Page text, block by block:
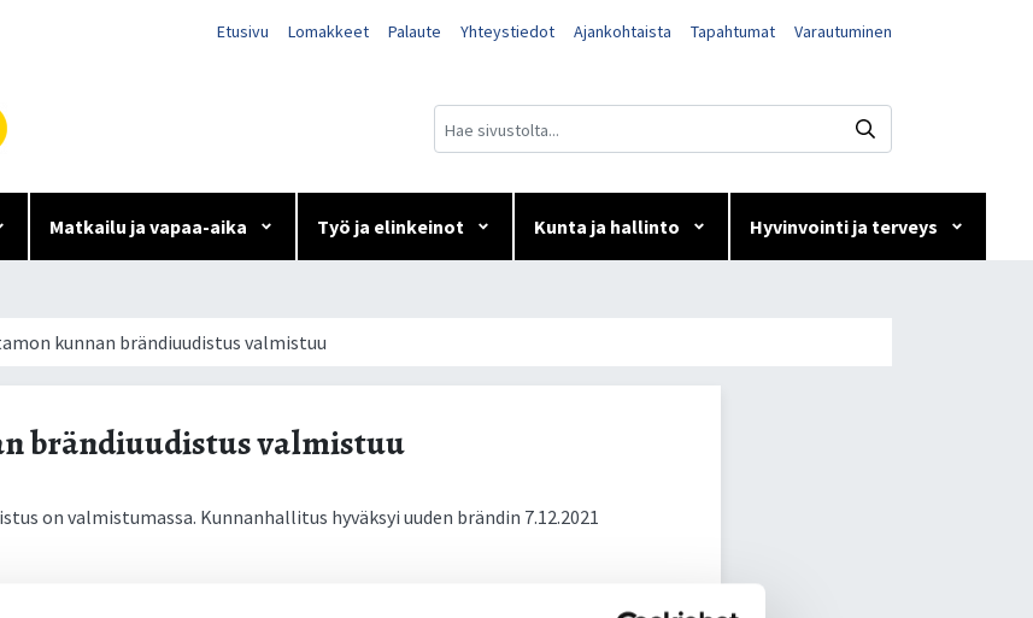
Etusivu Lomakkeet Palaute Yhteystiedot Ajankohtaista Tapahtumat Varautuminen
Matkailu ja vapaa-aika Työ ja elinkeinot Kunta ja hallinto Hyvinvointi ja terveys
valmistuu
kunnan brändiuudistus valmistuu
brändiuudistus valmistuu
on valmistumassa. Kunnanhallitus hyväksyi uuden brändin 7.12.2021